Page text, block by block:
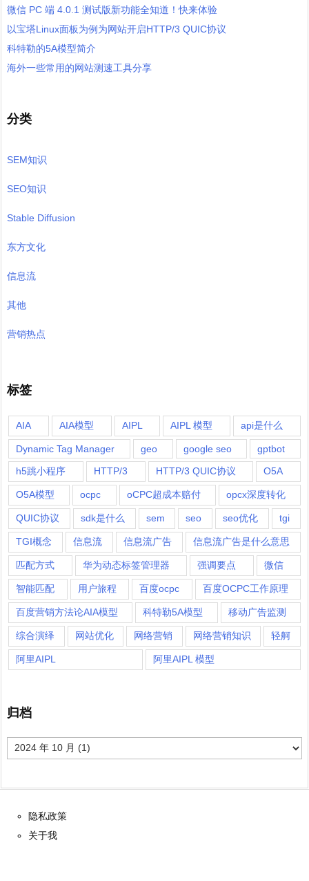
微信 PC 端 4.0.1 测试版新功能全知道！快来体验
以宝塔Linux面板为例为网站开启HTTP/3 QUIC协议
科特勒的5A模型简介
海外一些常用的网站测速工具分享
分类
SEM知识
SEO知识
Stable Diffusion
东方文化
信息流
其他
营销热点
标签
AIA AIA模型 AIPL AIPL 模型 api是什么
Dynamic Tag Manager geo google seo
gptbot
h5跳小程序
HTTP/3 HTTP/3 QUIC协议 O5A
O5A模型 ocpc oCPC超成本赔付 opcx深度转化
QUIC协议 sdk是什么 sem seo seo优化 tgi
TGI概念 信息流 信息流广告 信息流广告是什么意思
匹配方式 华为动态标签管理器 强调要点 微信
智能匹配 用户旅程 百度ocpc 百度OCPC工作原理
百度营销方法论AIA模型 科特勒5A模型 移动广告监测
综合演绎 网站优化 网络营销 网络营销知识 轻舸
阿里AIPL 阿里AIPL 模型
归档
归
隐私政策
关于我